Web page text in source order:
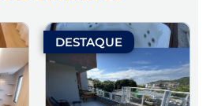
DESTAQUE